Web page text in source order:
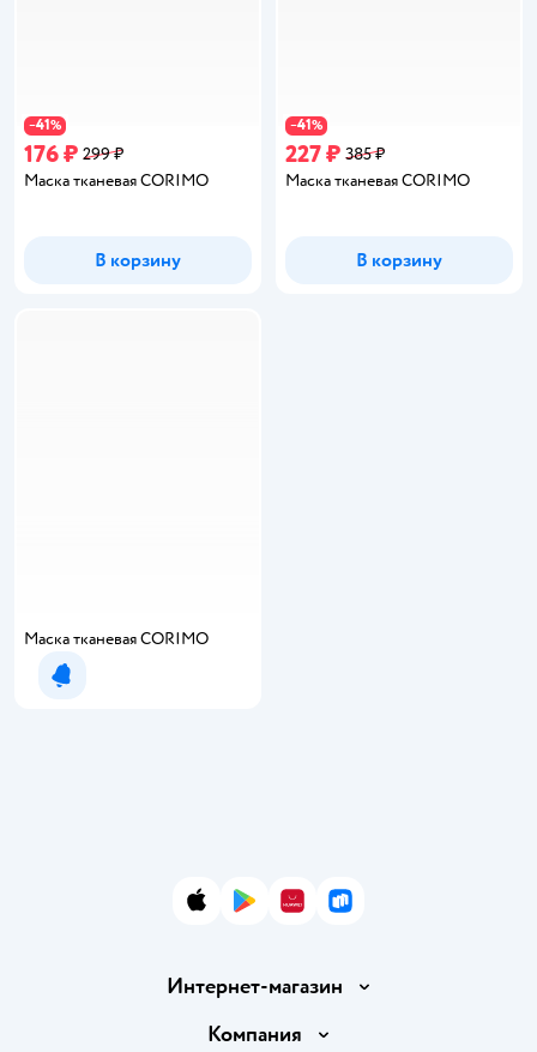
−41%
176 ₽ 299 ₽
Маска тканевая CORIMO
В корзину
−41%
227 ₽ 385 ₽
Маска тканевая CORIMO
В корзину
Маска тканевая CORIMO
Уведомить о появлении
App StoreGoogle Play
AppGallery
RuStore
Интернет-магазин
Доставка и оплата
Компания